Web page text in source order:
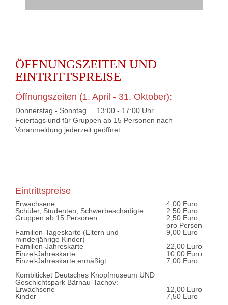
ÖFFNUNGSZEITEN UND
EINTRITTSPREISE
Öffnungszeiten (1. April - 31. Oktober):
Donnerstag - Sonntag 13:00 - 17:00 Uhr
Feiertags und für Gruppen ab 15 Personen nach
Voranmeldung jederzeit geöffnet.
Eintrittspreise
Erwachsene
4,00 Euro
Schüler, Studenten, Schwerbeschädigte
2,50 Euro
Gruppen ab 15 Personen
2,50 Euro
pro Person
Familien-Tageskarte (Eltern und
minderjährige Kinder)
9,00 Euro
Familien-Jahreskarte
22,00 Euro
Einzel-Jahreskarte
10,00 Euro
Einzel-Jahreskarte ermäßigt
7,00 Euro
Kombiticket Deutsches Knopfmuseum UND
Geschichtspark Bärnau-Tachov:
Erwachsene
12,00 Euro
Kinder
7,50 Euro